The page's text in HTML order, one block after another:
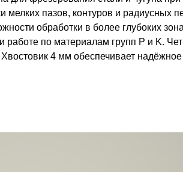
мелких пазов, контуров и радиусных
обработки в более глубоких
работе по материалам групп P и K.
Хвостовик 4 мм обеспечивает